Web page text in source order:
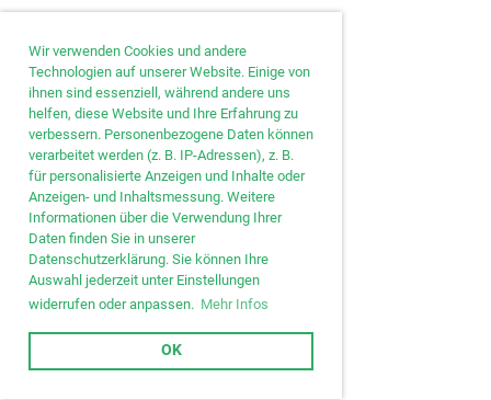
Wir verwenden Cookies und andere
Technologien auf unserer Website. Einige von
ihnen sind essenziell, während andere uns
helfen, diese Website und Ihre Erfahrung zu
verbessern. Personenbezogene Daten können
verarbeitet werden (z. B. IP-Adressen), z. B.
für personalisierte Anzeigen und Inhalte oder
Anzeigen- und Inhaltsmessung. Weitere
Informationen über die Verwendung Ihrer
Daten finden Sie in unserer
Datenschutzerklärung. Sie können Ihre
Auswahl jederzeit unter Einstellungen
widerrufen oder anpassen. Mehr Infos
OK